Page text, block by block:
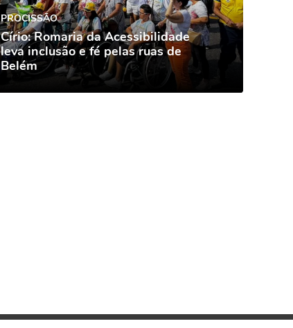
PROCISSÃO
Círio: Romaria da Acessibilidade
leva inclusão e fé pelas ruas de
Belém